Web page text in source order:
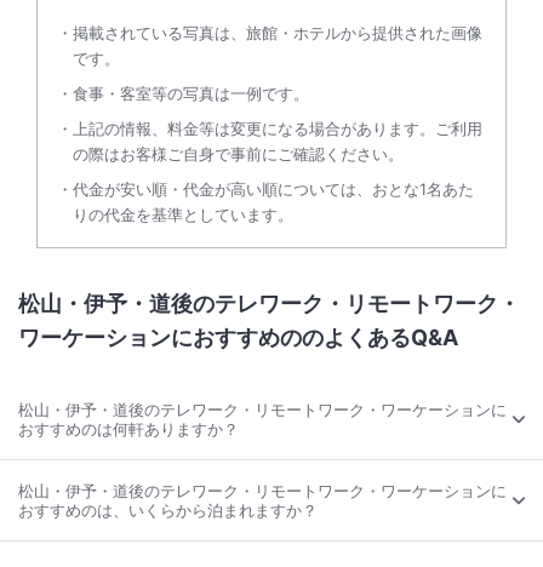
掲載されている写真は、旅館・ホテルから提供された画像
です。
食事・客室等の写真は一例です。
上記の情報、料金等は変更になる場合があります。ご利用
の際はお客様ご自身で事前にご確認ください。
代金が安い順・代金が高い順については、おとな1名あた
りの代金を基準としています。
松山・伊予・道後のテレワーク・リモートワーク・
ワーケーションにおすすめののよくあるQ&A
松山・伊予・道後のテレワーク・リモートワーク・ワーケーションに
おすすめのは何軒ありますか？
松山・伊予・道後のテレワーク・リモートワーク・ワーケーションに
おすすめのは、いくらから泊まれますか？